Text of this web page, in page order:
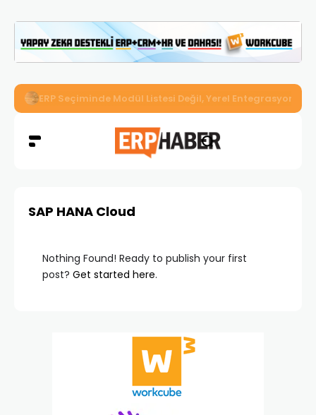
İkizler Aydınlatma, Workcube ERP ile Üretim, Satış ve
SAP HANA Cloud
Nothing Found! Ready to publish your first
post? Get started here.